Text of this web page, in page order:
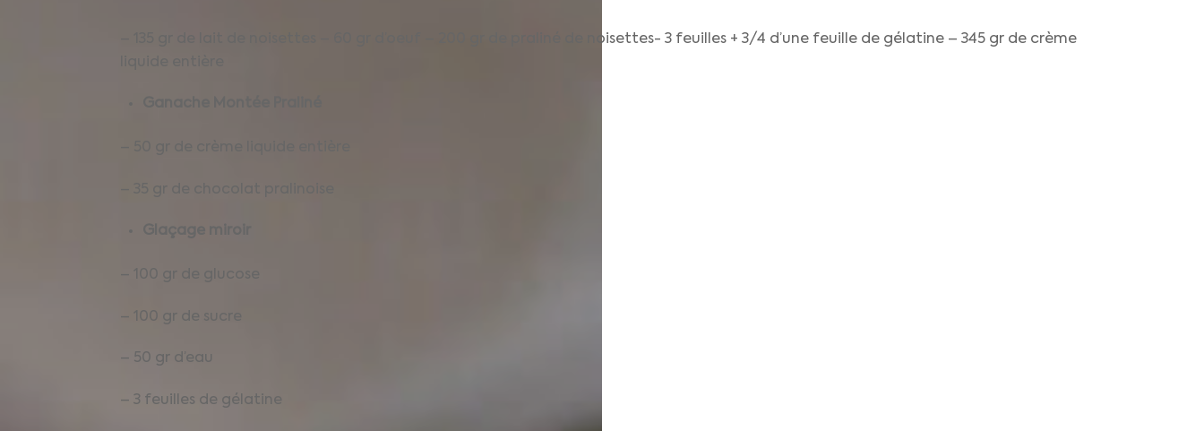
– 135 gr de lait de noisettes – 60 gr d’oeuf – 200 gr de praliné de noisettes- 3 feuilles + 3/4 d’une feuille de gélatine – 345 gr de crème
Glaçage miroir
– 100 gr de glucose
– 100 gr de sucre
– 50 gr d’eau
– 3 feuilles de gélatine